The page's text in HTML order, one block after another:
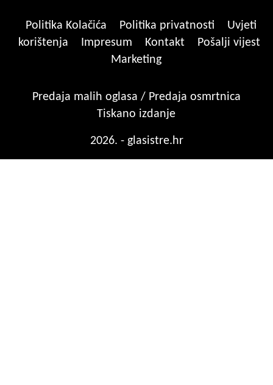
Politika Kolačića Politika privatnosti
Uvjeti
korištenja
Impresum Kontakt
Pošalji vijest
Marketing
Predaja malih oglasa / Predaja osmrtnica
Tiskano izdanje
2026. - glasistre.hr